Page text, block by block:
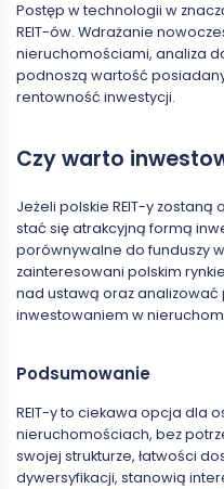
Postęp w technologii w
REIT-ów. Wdrażanie
nieruchomościami, analiza
podnoszą wartość
rentowność inwestycji.
Czy warto
Jeżeli polskie REIT-y
stać się atrakcyjną formą
porównywalne do funduszy
zainteresowani polskim
nad ustawą oraz analizować
inwestowaniem w
Podsumowanie
REIT-y to ciekawa opcja dla
nieruchomościach, bez
swojej strukturze, łatwości
dywersyfikacji, stanowią